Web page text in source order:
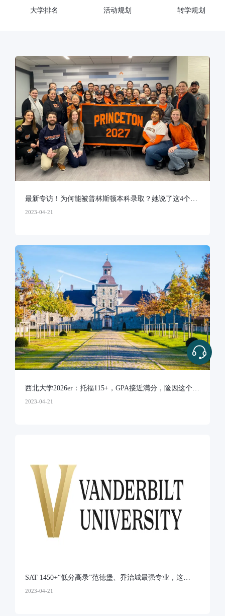
大学排名 活动规划 转学规划
最新专访！为何能被普林斯顿本科录取？她说了这4个真
相...
2023-04-21
西北大学2026er：托福115+，GPA接近满分，险因这个
「致命问题」，错失T10...
2023-04-21
SAT 1450+“低分高录”范德堡、乔治城最强专业，这
个“社牛”的男孩有多厉害？
2023-04-21